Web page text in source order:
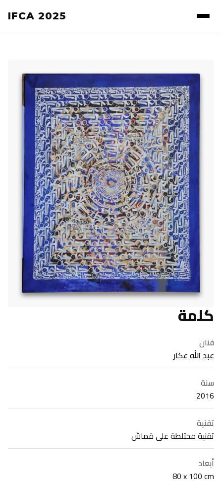
IFCA 2025
كلمة
فنان
عبد الله عكار
سنة
2016
تقنية
تقنية مختلطة على قماش
أبعاد
80 x 100 cm